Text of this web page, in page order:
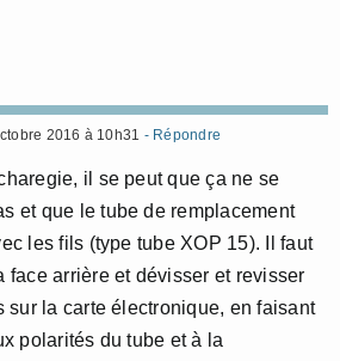
2016 à 10h31 - Répondre
il se peut que ça ne se
et que le tube de remplacement
les fils (type tube XOP 15). Il faut
face arrière et dévisser et revisser
sur la carte électronique, en faisant
polarités du tube et à la